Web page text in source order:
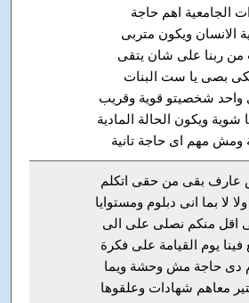
الجامعية اهم حاجة
الانسان ويكون متربى
من ربنا على شان يتقى
بصى يا ست البنات
واحد شخصيتو قوية وقريب
شوية ويكون الحالة المادية
ومش مهم اى حاجة تانية
عارف بقى من حقى اتكلم
لا بما انى دبلوم ومستوايا
اقل منكم نصلى على الى
يوم القيامة على فكرة
دى حاجة مش وحشة ويما
معاهم شهادات وعلقوها